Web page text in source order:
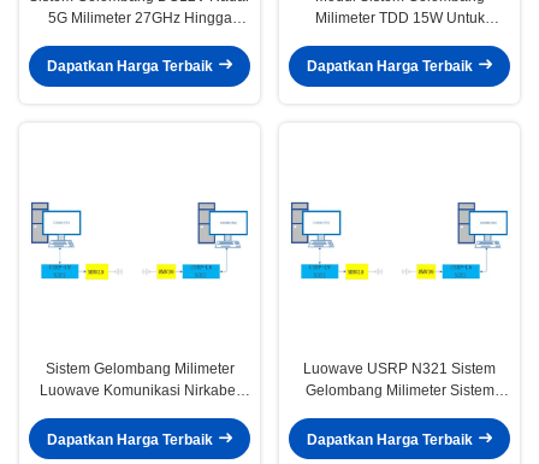
5G Milimeter 27GHz Hingga
Dapatkan Harga Terbaik
Milimeter TDD 15W Untuk
Jauh
Dapatkan Harga Terbaik
Sistem Gelombang Milimeter
Luowave Komunikasi Nirkabel
Dapatkan Harga Terbaik
Luowave USRP N321 Sistem
Gelombang Milimeter Sistem
Dapatkan Harga Terbaik